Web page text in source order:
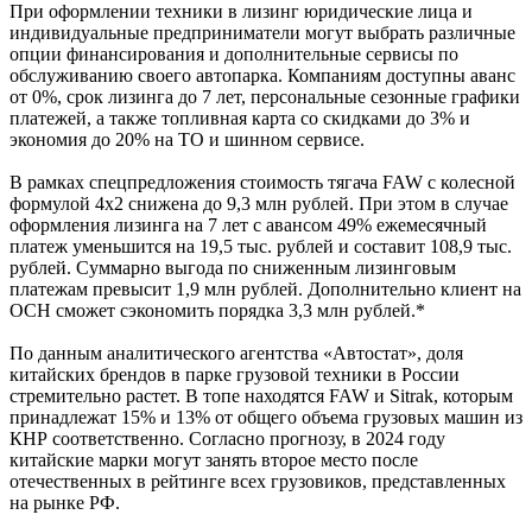
При оформлении техники в лизинг юридические лица и
индивидуальные предприниматели могут выбрать различные
опции финансирования и дополнительные сервисы по
обслуживанию своего автопарка. Компаниям доступны аванс
от 0%, срок лизинга до 7 лет, персональные сезонные графики
платежей, а также топливная карта со скидками до 3% и
экономия до 20% на ТО и шинном сервисе.
В рамках спецпредложения стоимость тягача FAW с колесной
формулой 4х2 снижена до 9,3 млн рублей. При этом в случае
оформления лизинга на 7 лет с авансом 49% ежемесячный
платеж уменьшится на 19,5 тыс. рублей и составит 108,9 тыс.
рублей. Суммарно выгода по сниженным лизинговым
платежам превысит 1,9 млн рублей. Дополнительно клиент на
ОСН сможет сэкономить порядка 3,3 млн рублей.*
По данным аналитического агентства «Автостат», доля
китайских брендов в парке грузовой техники в России
стремительно растет. В топе находятся FAW и Sitrak, которым
принадлежат 15% и 13% от общего объема грузовых машин из
КНР соответственно. Согласно прогнозу, в 2024 году
китайские марки могут занять второе место после
отечественных в рейтинге всех грузовиков, представленных
на рынке РФ.